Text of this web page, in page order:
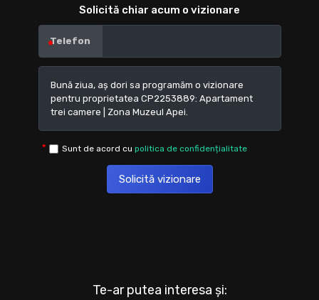
Solicită chiar acum o vizionare
Telefon
Sunt de acord cu politica de confidențialitate
Solicită vizionare
Te-ar putea interesa și: